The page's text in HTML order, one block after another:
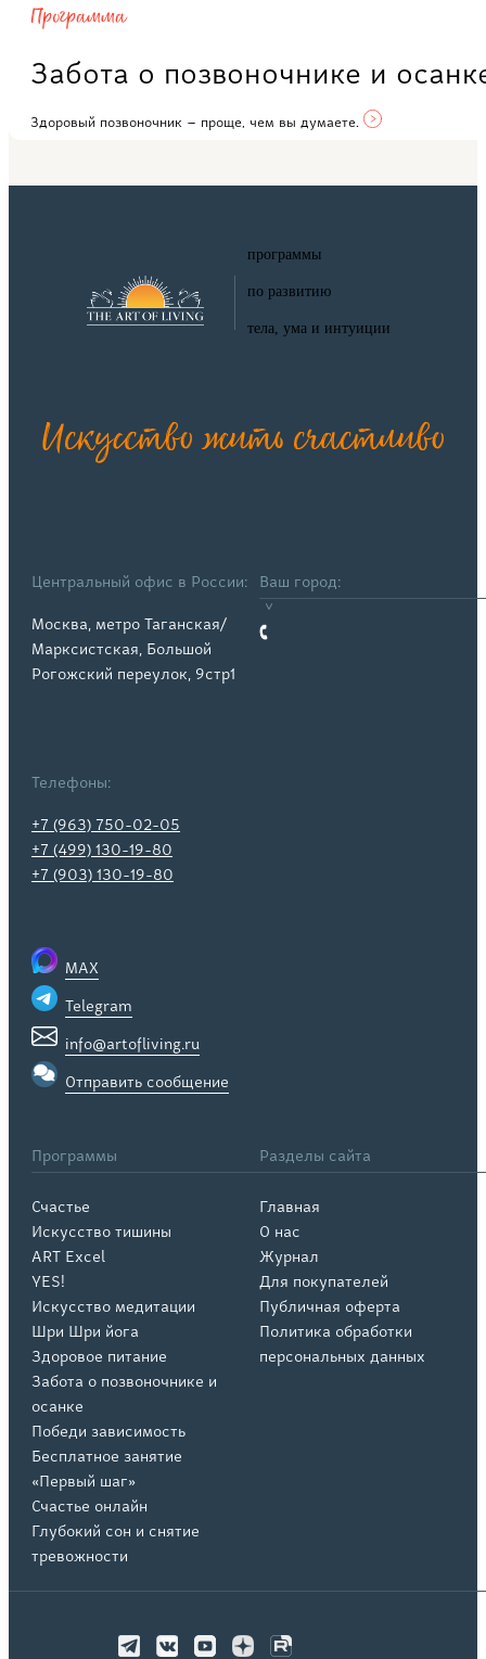
Программа
Забота о позвоночнике и
Здоровый позвоночник – проще, чем вы думаете.
программы
по развитию
тела, ума и интуиции
Искусство жить счастливо
Центральный офис в России:
Москва, метро Таганская/
Марксистская, Большой
Рогожский переулок, 9стр1
Телефоны:
+7 (963) 750-02-05
+7 (499) 130-19-80
+7 (903) 130-19-80
MAX
Telegram
info@artofliving.ru
Отправить сообщение
Программы
Счастье
Искусство тишины
ART Excel
YES!
Искусство медитации
Шри Шри йога
Здоровое питание
Забота о позвоночнике и
осанке
Победи зависимость
Бесплатное занятие
«Первый шаг»
Счастье онлайн
Глубокий сон и снятие
тревожности
Разделы сайта
Главная
О нас
Журнал
Для покупателей
Публичная оферта
Политика обработки
персональных данных
Ваш город: